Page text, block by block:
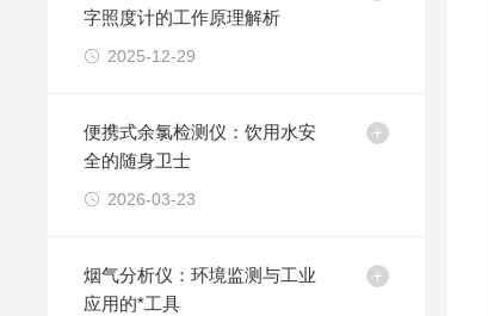
字照度计的工作原理解析
2025-12-29
便携式余氯检测仪：饮用水安
全的随身卫士
2026-03-23
烟气分析仪：环境监测与工业
应用的*工具